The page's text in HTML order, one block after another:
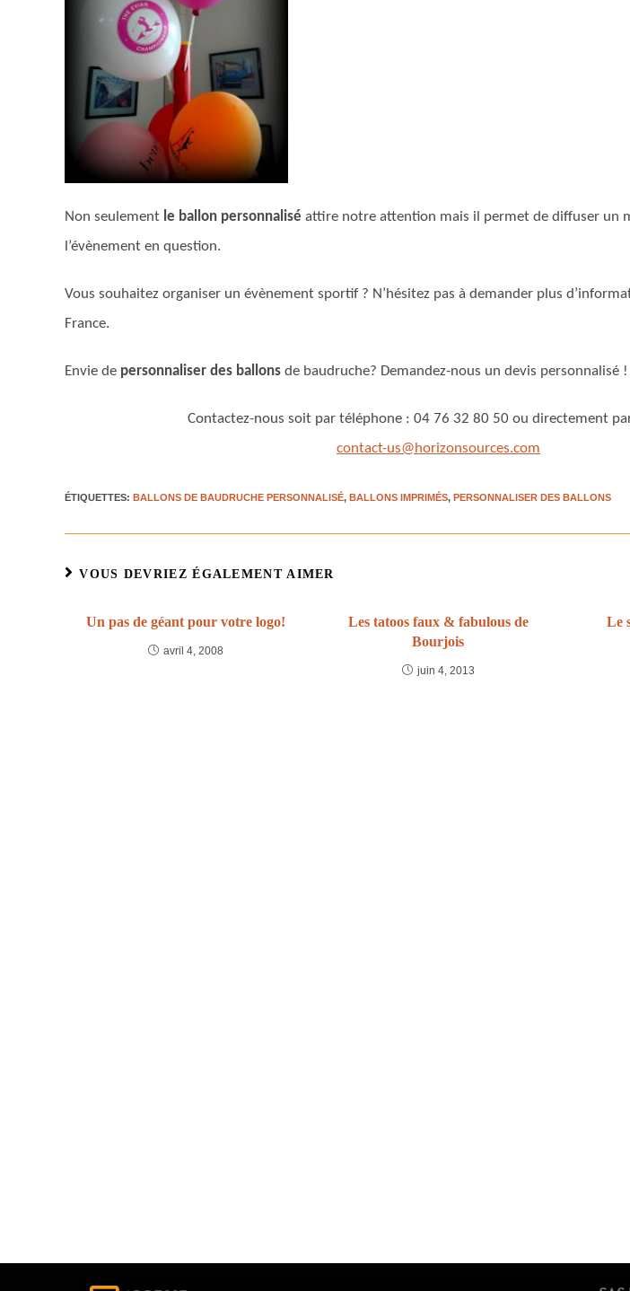
Non seulement le ballon personnalisé attire notre attention mais il permet de diffuser un
l’évènement en question.
Vous souhaitez organiser un évènement sportif ? N’hésitez pas à demander plus
France.
Envie de personnaliser des ballons de baudruche? Demandez-nous un devis personnalisé !
Contactez-nous soit par téléphone : 04 76 32 80 50 ou directement
contact-us@horizonsources.com
ÉTIQUETTES: BALLONS DE BAUDRUCHE PERSONNALISÉ, BALLONS IMPRIMÉS, PERSONNALISER DES BALLONS
VOUS DEVRIEZ ÉGALEMENT AIMER
Un pas de géant pour votre logo!
avril 4, 2008
Les tatoos faux & fabulous de
Bourjois
juin 4, 2013
Le